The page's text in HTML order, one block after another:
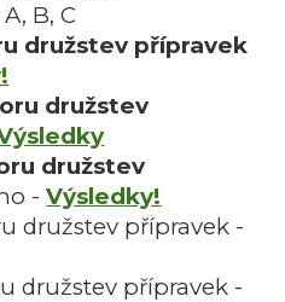
B, C
družstev přípravek
družstev
družstev
-Výsledky!
družstev přípravek -
družstev přípravek -